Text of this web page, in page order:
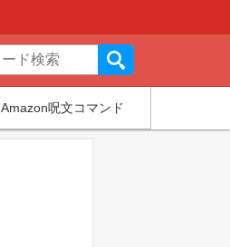
Amazon呪文コマンド